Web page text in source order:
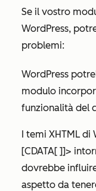
Se il vostro
WordPress,
problemi:
WordPress
modulo
funzionalità del
I temi XHTML di
[CDATA[ ]]>
dovrebbe
aspetto da